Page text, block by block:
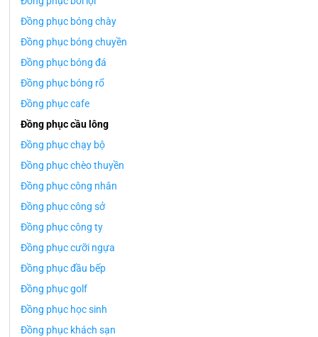
Đồng phục bóng chày
Đồng phục bóng chuyền
Đồng phục bóng đá
Đồng phục bóng rổ
Đồng phục cafe
Đồng phục cầu lông
Đồng phục chạy bộ
Đồng phục chèo thuyền
Đồng phục công nhân
Đồng phục công sở
Đồng phục công ty
Đồng phục cưỡi ngựa
Đồng phục đầu bếp
Đồng phục golf
Đồng phục học sinh
Đồng phục khách sạn